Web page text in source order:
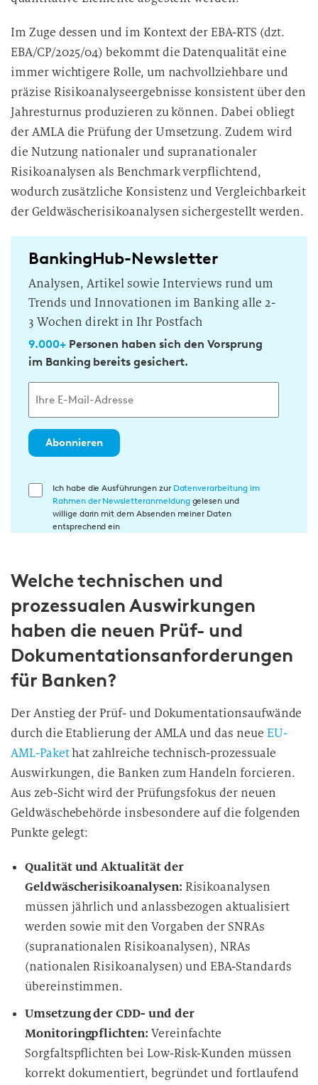
Im Zuge dessen und im Kontext der EBA-RTS (dzt.
EBA/CP/2025/04) bekommt die Datenqualität eine
immer wichtigere Rolle, um nachvollziehbare und
präzise Risikoanalyseergebnisse konsistent über den
Jahresturnus produzieren zu können. Dabei obliegt
der AMLA die Prüfung der Umsetzung. Zudem wird
die Nutzung nationaler und supranationaler
Risikoanalysen als Benchmark verpflichtend,
wodurch zusätzliche Konsistenz und Vergleichbarkeit
der Geldwäscherisikoanalysen sichergestellt werden.
BankingHub-Newsletter
Analysen, Artikel sowie Interviews rund um
Trends und Innovationen im Banking alle 2-
3 Wochen direkt in Ihr Postfach
9.000+Personen haben sich den Vorsprung
im Banking bereits gesichert.
Abonnieren
E
l
i
g
n
g
n
d
i
e
D
a
n
r
a
r
b
e
t
u
n
g
Ich habe die Ausführungen zur Datenverarbeitung im
Rahmen der Newsletteranmeldunggelesen und
willige darin mit dem Absenden meiner Daten
entsprechend ein
Welche technischen und
prozessualen Auswirkungen
haben die neuen Prüf- und
Dokumentationsanforderungen
für Banken?
Der Anstieg der Prüf- und Dokumentationsaufwände
durch die Etablierung der AMLA und das neue EU-
AML-Pakethat zahlreiche technisch-prozessuale
Auswirkungen, die Banken zum Handeln forcieren.
Aus zeb-Sicht wird der Prüfungsfokus der neuen
Geldwäschebehörde insbesondere auf die folgenden
Punkte gelegt:
Qualität und Aktualität der
Geldwäscherisikoanalysen: Risikoanalysen
müssen jährlich und anlassbezogen aktualisiert
werden sowie mit den Vorgaben der SNRAs
(supranationalen Risikoanalysen), NRAs
(nationalen Risikoanalysen) und EBA-Standards
übereinstimmen.
Umsetzung der CDD- und der
Monitoringpflichten: Vereinfachte
Sorgfaltspflichten bei Low-Risk-Kunden müssen
korrekt dokumentiert, begründet und fortlaufend